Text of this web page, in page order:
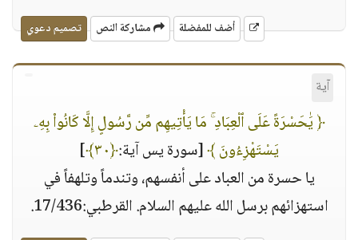
أضف للمفضلة مشاركة النص تصميم دعوي
آية
﴿ يَٰحَسْرَةً عَلَى ٱلْعِبَادِ ۚ مَا يَأْتِيهِم مِّن رَّسُولٍ إِلَّا كَانُوا۟ بِهِۦ
يَسْتَهْزِءُونَ ﴾[سورة يس آية:﴿٣٠﴾
]
يا حسرة من العباد على أنفسهم، وتندماً وتلهفاً في
استهزائهم برسل الله عليهم السلام. القرطبي:17/436.